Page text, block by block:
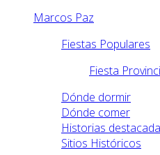
Marcos Paz
Fiestas Populares
Fiesta
Dónde dormir
Dónde comer
Historias
Sitios Históricos